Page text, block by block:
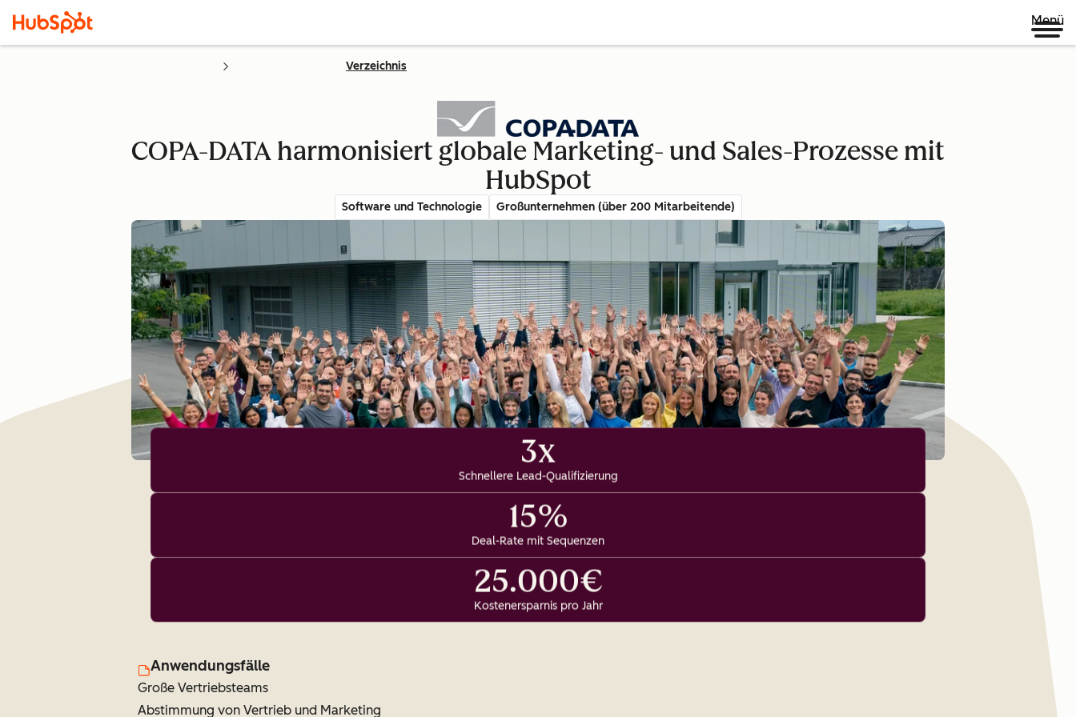
Menü
Verzeichnis
COPA-DATA harmonisiert globale Marketing- und Sales-Prozesse mit
HubSpot
Software und Technologie Großunternehmen (über 200 Mitarbeitende)
3x
Schnellere Lead-Qualifizierung
15%
Deal-Rate mit Sequenzen
25.000€
Kostenersparnis pro Jahr
Anwendungsfälle
Große Vertriebsteams
Abstimmung von Vertrieb und Marketing